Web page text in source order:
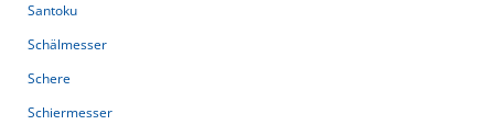
Santoku
Schälmesser
Schere
Schiermesser